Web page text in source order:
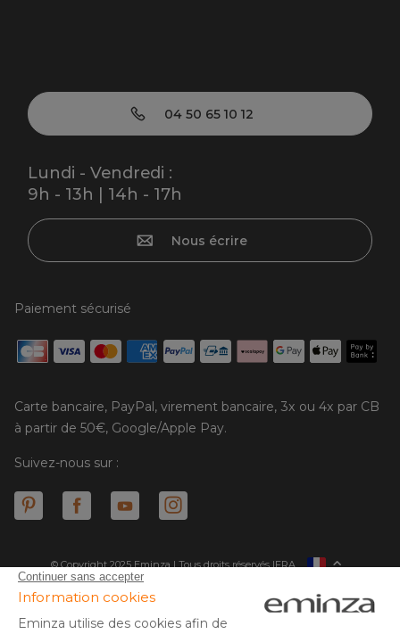
04 50 65 10 12
Lundi - Vendredi :
9h - 13h | 14h - 17h
Nous écrire
Paiement sécurisé
Carte bancaire, PayPal, virement bancaire, 3x ou 4x par CB
à partir de 50€, Google/Apple Pay.
Suivez-nous sur :
© Copyright 2025 Eminza | Tous droits réservés |
ESPAÑAFRA
* Vous disposez de 30 jours (à compter de la réception ou du